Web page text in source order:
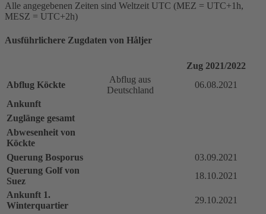
Alle angegebenen Zeiten sind Weltzeit UTC (MEZ = UTC+1h,
MESZ = UTC+2h)
Ausführlichere Zugdaten von Håljer
Zug 2021/2022
Abflug Köckte
Abflug aus
Deutschland
06.08.2021
Ankunft
Zuglänge gesamt
Abwesenheit von
Köckte
Querung Bosporus
03.09.2021
Querung Golf von
Suez
18.10.2021
Ankunft 1.
Winterquartier
29.10.2021